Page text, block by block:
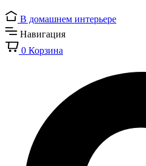
В домашнем интерьере
Навигация
0 Корзина